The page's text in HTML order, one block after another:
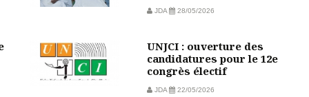
JDA 28/05/2026
UNJCI : ouverture des
candidatures pour le 12e
congrès électif
JDA 22/05/2026